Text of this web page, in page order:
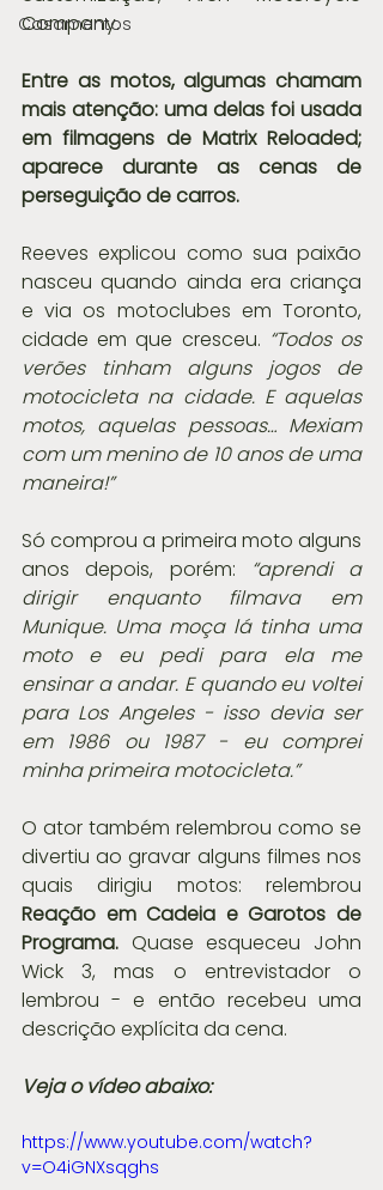
Casamentos
Company.
Entre as motos, algumas chamam
mais atenção: uma delas foi usada
em filmagens de Matrix Reloaded;
aparece durante as cenas de
perseguição de carros.
Reeves explicou como sua paixão
nasceu quando ainda era criança
e via os motoclubes em Toronto,
cidade em que cresceu. “Todos os
verões tinham alguns jogos de
motocicleta na cidade. E aquelas
motos, aquelas pessoas… Mexiam
com um menino de 10 anos de uma
maneira!”
Só comprou a primeira moto alguns
anos depois, porém: “aprendi a
dirigir enquanto filmava em
Munique. Uma moça lá tinha uma
moto e eu pedi para ela me
ensinar a andar. E quando eu voltei
para Los Angeles - isso devia ser
em 1986 ou 1987 - eu comprei
minha primeira motocicleta.”
O ator também relembrou como se
divertiu ao gravar alguns filmes nos
Reação em Cadeia e Garotos de
Programa. Quase esqueceu John
Wick 3, mas o entrevistador o
lembrou - e então recebeu uma
descrição explícita da cena.
Veja o vídeo abaixo:
https://www.youtube.com/watch?
v=O4iGNXsqghs